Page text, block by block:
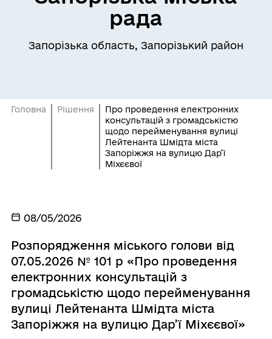
рада
Запорізька область, Запорізький район
Головна Рішення
Про проведення електронних
консультацій з громадськістю
щодо перейменування вулиці
Лейтенанта Шмідта міста
Запоріжжя на вулицю Дар’ї
Міхєєвої
08/05/2026
Розпорядження міського голови від
07.05.2026 № 101 р «Про проведення
електронних консультацій з
громадськістю щодо перейменування
вулиці Лейтенанта Шмідта міста
Запоріжжя на вулицю Дар’ї Міхєєвої»